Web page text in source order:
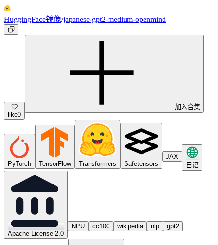
HuggingFace镜像/japanese-gpt2-medium-openmind
like0
加入合集
PyTorch TensorFlow Transformers Safetensors
JAX
日语
Apache License 2.0
NPU cc100 wikipedia nlp gpt2